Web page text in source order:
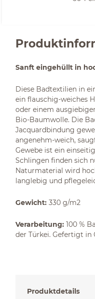
Sanft eingehüllt in
Diese Badtextilien in
ein flauschig-weiches
oder einem
Bio-Baumwolle. Die
Jacquardbindung
angenehm-weich,
Gewebe ist ein
Schlingen finden sich
Naturmaterial wird
langlebig und
Gewicht: 330 g/m2
Verarbeitung: 100 %
der Türkei. Gefertigt in
Produktdetails